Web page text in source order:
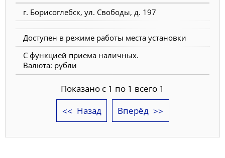
г. Борисоглебск, ул. Свободы, д. 197
Доступен в режиме работы места установки
С функцией приема наличных.
Валюта: рубли
Показано с 1 по 1 всего 1
Назад
Вперёд